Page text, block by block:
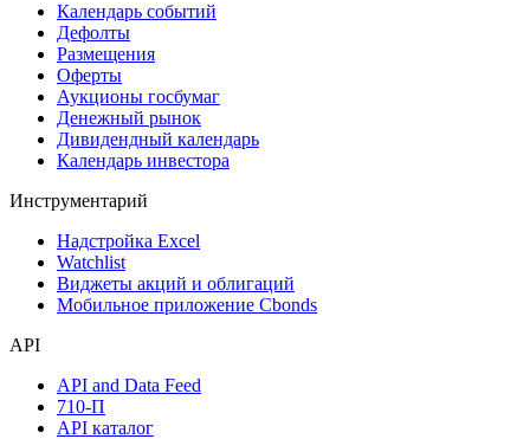
Календарь событий
Дефолты
Размещения
Оферты
Аукционы госбумаг
Денежный рынок
Дивидендный календарь
Календарь инвестора
Инструментарий
Надстройка Excel
Watchlist
Виджеты акций и облигаций
Мобильное приложение Cbonds
API
API and Data Feed
710-П
API каталог